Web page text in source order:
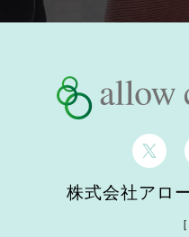
株式会社アロ